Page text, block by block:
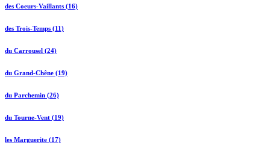
des Coeurs-Vaillants (16)
des Trois-Temps (11)
du Carrousel (24)
du Grand-Chêne (19)
du Parchemin (26)
du Tourne-Vent (19)
les Marguerite (17)